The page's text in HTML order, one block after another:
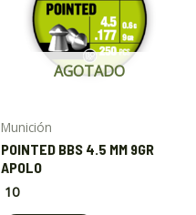
AGOTADO
Munición
POINTED BBS 4.5 MM 9GR
APOLO
10